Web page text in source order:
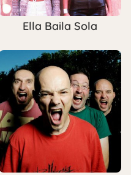
Ella Baila Sola